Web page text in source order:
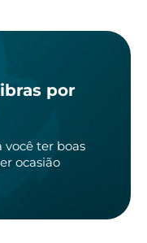
por
você ter boas
ocasião